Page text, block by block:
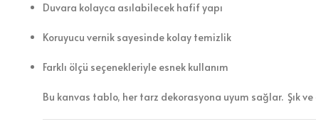
Duvara kolayca asılabilecek hafif yapı
Koruyucu vernik sayesinde kolay temizlik
Farklı ölçü seçenekleriyle esnek kullanım
Bu kanvas tablo, her tarz dekorasyona uyum sağlar. Şık